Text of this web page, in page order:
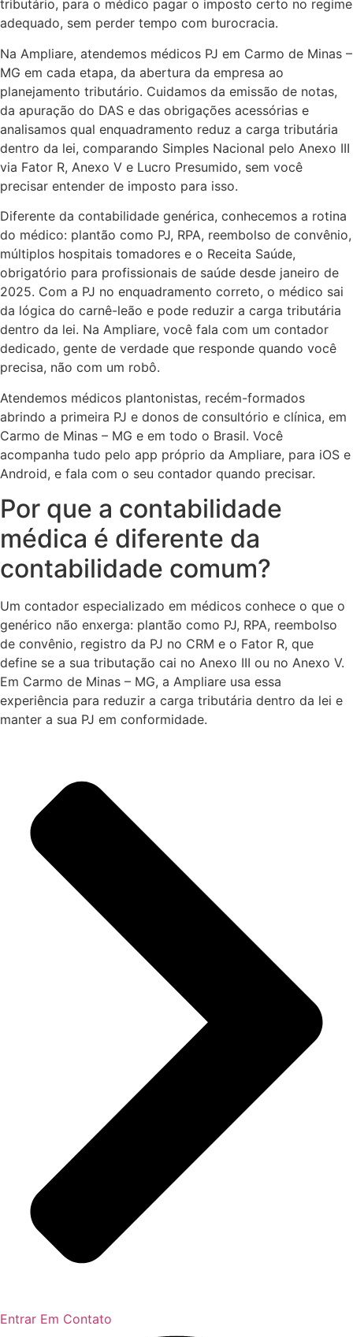
tributário, para o médico pagar o imposto certo no regime
adequado, sem perder tempo com burocracia.
Na Ampliare, atendemos médicos PJ em Carmo de Minas –
MG em cada etapa, da abertura da empresa ao
planejamento tributário. Cuidamos da emissão de notas,
da apuração do DAS e das obrigações acessórias e
analisamos qual enquadramento reduz a carga tributária
dentro da lei, comparando Simples Nacional pelo Anexo III
via Fator R, Anexo V e Lucro Presumido, sem você
precisar entender de imposto para isso.
Diferente da contabilidade genérica, conhecemos a rotina
do médico: plantão como PJ, RPA, reembolso de convênio,
múltiplos hospitais tomadores e o Receita Saúde,
obrigatório para profissionais de saúde desde janeiro de
2025. Com a PJ no enquadramento correto, o médico sai
da lógica do carnê-leão e pode reduzir a carga tributária
dentro da lei. Na Ampliare, você fala com um contador
dedicado, gente de verdade que responde quando você
precisa, não com um robô.
Atendemos médicos plantonistas, recém-formados
abrindo a primeira PJ e donos de consultório e clínica, em
Carmo de Minas – MG e em todo o Brasil. Você
acompanha tudo pelo app próprio da Ampliare, para iOS e
Android, e fala com o seu contador quando precisar.
Por que a contabilidade
médica é diferente da
contabilidade comum?
Um contador especializado em médicos conhece o que o
genérico não enxerga: plantão como PJ, RPA, reembolso
de convênio, registro da PJ no CRM e o Fator R, que
define se a sua tributação cai no Anexo III ou no Anexo V.
Em Carmo de Minas – MG, a Ampliare usa essa
experiência para reduzir a carga tributária dentro da lei e
manter a sua PJ em conformidade.
Entrar Em Contato